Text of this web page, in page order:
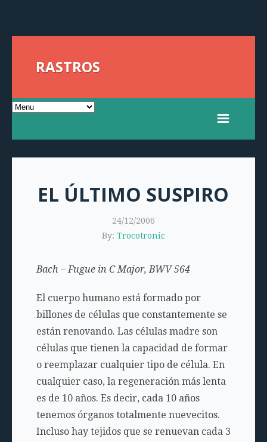
RASTROS
EL ÚLTIMO SUSPIRO
24/12/2006
By: Trocotronic
Bach – Fugue in C Major, BWV 564
El cuerpo humano está formado por
billones de células que constantemente se
están renovando. Las células madre son
células que tienen la capacidad de formar
o reemplazar cualquier tipo de célula. En
cualquier caso, la regeneración más lenta
es de 10 años. Es decir, cada 10 años
tenemos órganos totalmente nuevecitos.
Incluso hay tejidos que se renuevan cada 3